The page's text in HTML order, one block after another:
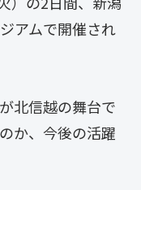
アムで開催され
北信越の舞台で
か、今後の活躍